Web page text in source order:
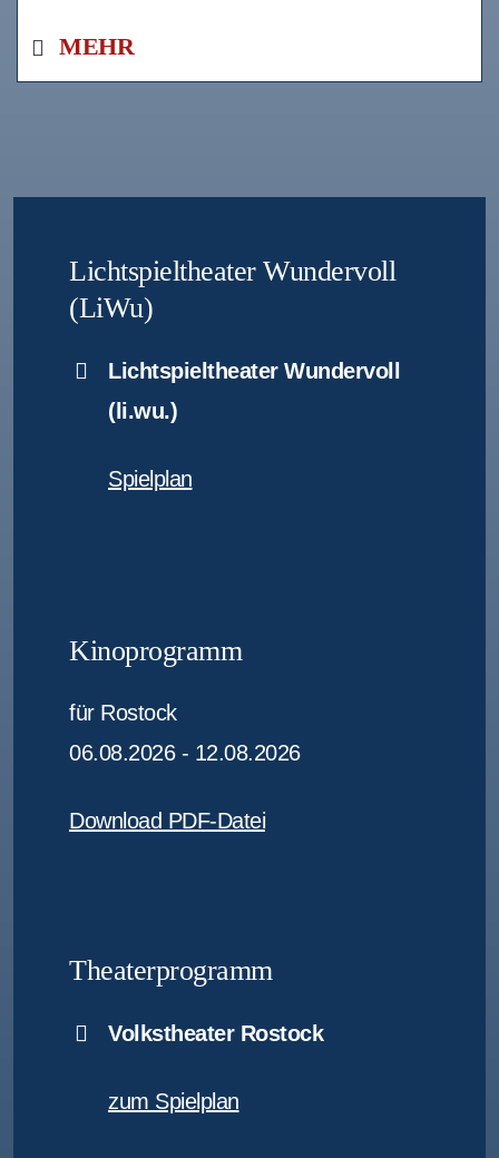
MEHR
Lichtspieltheater Wundervoll
(LiWu)
Lichtspieltheater Wundervoll
(li.wu.)
Spielplan
Kinoprogramm
für Rostock
06.08.2026 - 12.08.2026
Download PDF-Datei
Theaterprogramm
Volkstheater Rostock
zum Spielplan